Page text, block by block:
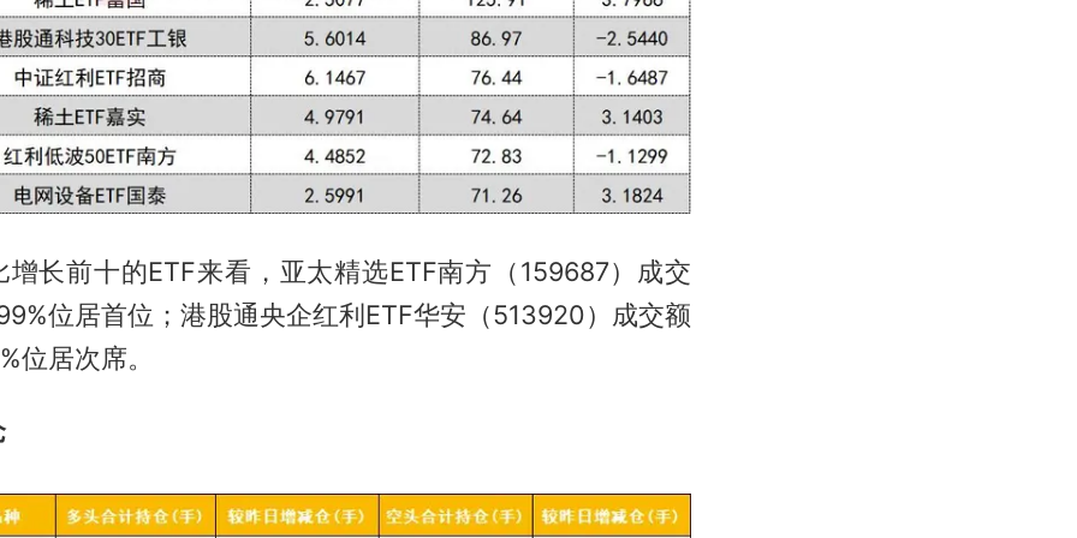
增长前十的ETF来看，亚太精选ETF南方（159687）成交
位居首位；港股通央企红利ETF华安（513920）成交额
位居次席。